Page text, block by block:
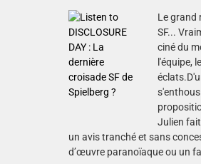
Le grand
SF...
ciné du
l'équipe,
Julien
un avis tranché et sans
d’œuvre paranoïaque ou un